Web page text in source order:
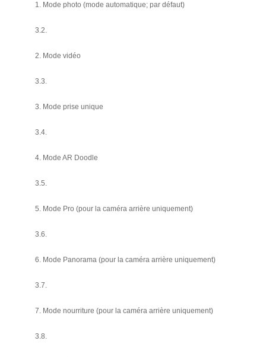
1. Mode photo (mode automatique; par défaut)
3.2.
2. Mode vidéo
3.3.
3. Mode prise unique
3.4.
4. Mode AR Doodle
3.5.
5. Mode Pro (pour la caméra arrière uniquement)
3.6.
6. Mode Panorama (pour la caméra arrière uniquement)
3.7.
7. Mode nourriture (pour la caméra arrière uniquement)
3.8.